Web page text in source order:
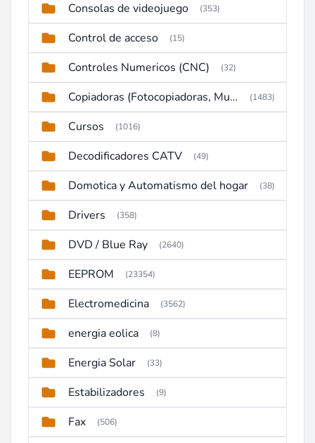
Consolas de videojuego (353)
Control de acceso (15)
Controles Numericos (CNC) (32)
Copiadoras (Fotocopiadoras, Multifunctions, Ploter, etc) (1483)
Cursos (1016)
Decodificadores CATV (49)
Domotica y Automatismo del hogar (38)
Drivers (358)
DVD / Blue Ray (2640)
EEPROM (23354)
Electromedicina (3562)
energia eolica (8)
Energia Solar (33)
Estabilizadores (9)
Fax (506)